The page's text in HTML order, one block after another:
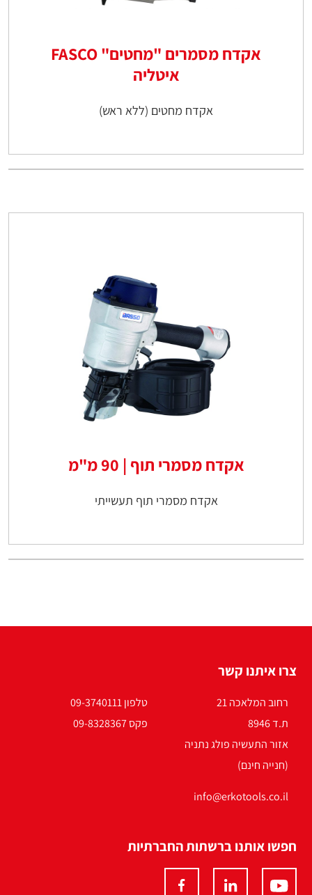
אקדח מסמרים "מחטים" FASCO
איטליה
אקדח מחטים (ללא ראש)
אקדח מסמרי תוף | 90 מ"מ
אקדח מסמרי תוף תעשייתי
צרו איתנו קשר
רחוב המלאכה 21
ת.ד 8946
אזור התעשיה פולג נתניה
(חנייה חינם)
טלפון 09-3740111
פקס 09-8328367
info@erkotools.co.il
חפשו אותנו ברשתות החברתיות